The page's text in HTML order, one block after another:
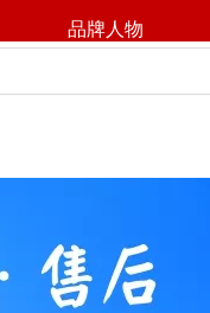
品牌人物